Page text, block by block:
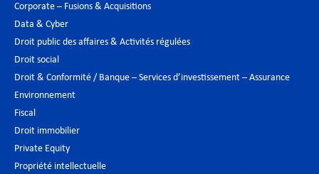
Corporate – Fusions & Acquisitions
Data & Cyber
Droit public des affaires & Activités régulées
Droit social
Droit & Conformité / Banque – Services d’investissement – Assurance
Environnement
Fiscal
Droit immobilier
Private Equity
Propriété intellectuelle